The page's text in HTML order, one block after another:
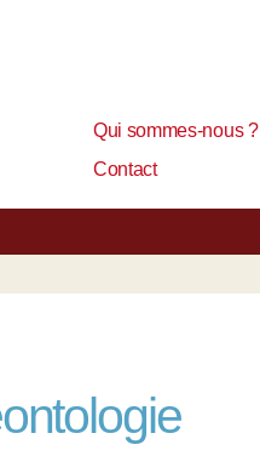
Qui sommes-nous ?
Contact